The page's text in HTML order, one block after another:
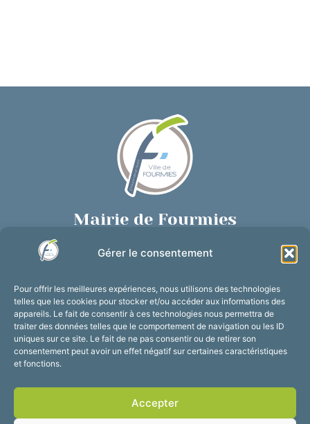
Gérer le consentement
Pour offrir les meilleures expériences, nous utilisons des technologies
telles que les cookies pour stocker et/ou accéder aux informations des
appareils. Le fait de consentir à ces technologies nous permettra de
traiter des données telles que le comportement de navigation ou les ID
uniques sur ce site. Le fait de ne pas consentir ou de retirer son
consentement peut avoir un effet négatif sur certaines caractéristiques
et fonctions.
Accepter
Mairie de Fourmies
03 27 59 69 79
Horaires d’ouverture
Du lundi au vendredi :
de 8h30 à 12h et de 13h30 à 17h30
Suivez-nous !